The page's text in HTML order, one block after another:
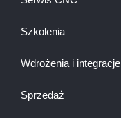
Szkolenia
Wdrożenia i integracje
Sprzedaż